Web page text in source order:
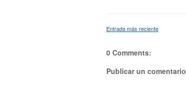
Entrada más reciente
0 Comments:
Publicar un comentario